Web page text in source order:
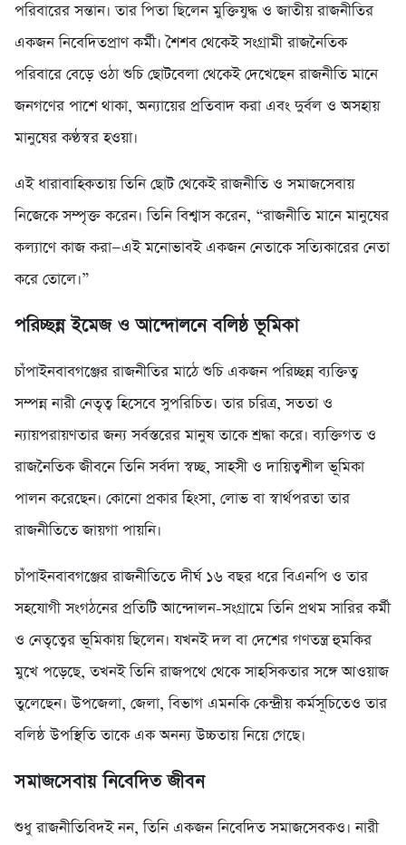
পরিবারের সন্তান। তার পিতা ছিলেন মুক্তিযুদ্ধ ও জাতীয় রাজনীতির
একজন নিবেদিতপ্রাণ কর্মী। শৈশব থেকেই সংগ্রামী রাজনৈতিক
পরিবারে বেড়ে ওঠা শুচি ছোটবেলা থেকেই দেখেছেন রাজনীতি মানে
জনগণের পাশে থাকা, অন্যায়ের প্রতিবাদ করা এবং দুর্বল ও অসহায়
মানুষের কণ্ঠস্বর হওয়া।
এই ধারাবাহিকতায় তিনি ছোট থেকেই রাজনীতি ও সমাজসেবায়
নিজেকে সম্পৃক্ত করেন। তিনি বিশ্বাস করেন, “রাজনীতি মানে মানুষের
কল্যাণে কাজ করা—এই মনোভাবই একজন নেতাকে সত্যিকারের নেতা
করে তোলে।”
পরিচ্ছন্ন ইমেজ ও আন্দোলনে বলিষ্ঠ ভূমিকা
চাঁপাইনবাবগঞ্জের রাজনীতির মাঠে শুচি একজন পরিচ্ছন্ন ব্যক্তিত্ব
সম্পন্ন নারী নেতৃত্ব হিসেবে সুপরিচিত। তার চরিত্র, সততা ও
ন্যায়পরায়ণতার জন্য সর্বস্তরের মানুষ তাকে শ্রদ্ধা করে। ব্যক্তিগত ও
রাজনৈতিক জীবনে তিনি সর্বদা স্বচ্ছ, সাহসী ও দায়িত্বশীল ভূমিকা
পালন করেছেন। কোনো প্রকার হিংসা, লোভ বা স্বার্থপরতা তার
রাজনীতিতে জায়গা পায়নি।
চাঁপাইনবাবগঞ্জের রাজনীতিতে দীর্ঘ ১৬ বছর ধরে বিএনপি ও তার
সহযোগী সংগঠনের প্রতিটি আন্দোলন-সংগ্রামে তিনি প্রথম সারির কর্মী
ও নেতৃত্বের ভূমিকায় ছিলেন। যখনই দল বা দেশের গণতন্ত্র হুমকির
মুখে পড়েছে, তখনই তিনি রাজপথে থেকে সাহসিকতার সঙ্গে আওয়াজ
তুলেছেন। উপজেলা, জেলা, বিভাগ এমনকি কেন্দ্রীয় কর্মসূচিতেও তার
বলিষ্ঠ উপস্থিতি তাকে এক অনন্য উচ্চতায় নিয়ে গেছে।
সমাজসেবায় নিবেদিত জীবন
শুধু রাজনীতিবিদই নন, তিনি একজন নিবেদিত সমাজসেবকও। নারী